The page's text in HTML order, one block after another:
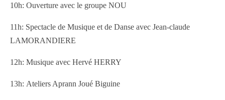
10h: Ouverture avec le groupe NOU
11h: Spectacle de Musique et de Danse avec Jean-claude
LAMORANDIERE
12h: Musique avec Hervé HERRY
13h: Ateliers Aprann Joué Biguine